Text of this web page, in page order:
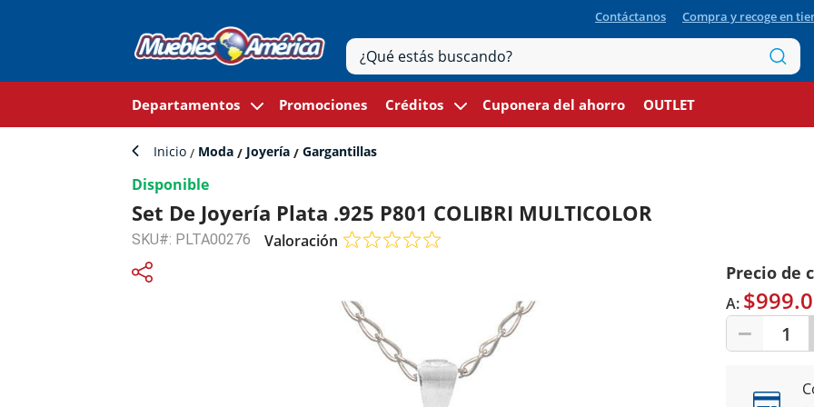
Contáctanos Compra y recoge en
Departamentos Promociones Créditos Cuponera del ahorro OUTLET
Inicio Moda Joyería Gargantillas
Disponible
Set De Joyería Plata .925 P801 COLIBRI MULTICOLOR
SKU#: PLTA00276 Valoración
Precio de
A:
1